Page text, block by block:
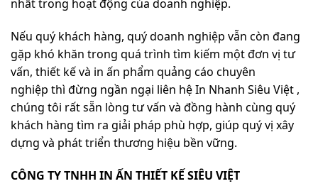
nhất trong hoạt động của doanh nghiệp.
Nếu quý khách hàng, quý doanh nghiệp vẫn còn đang
gặp khó khăn trong quá trình tìm kiếm một đơn vị tư
vấn, thiết kế và in ấn phẩm quảng cáo chuyên
nghiệp thì đừng ngần ngại liên hệ In Nhanh Siêu Việt ,
chúng tôi rất sẵn lòng tư vấn và đồng hành cùng quý
khách hàng tìm ra giải pháp phù hợp, giúp quý vị xây
dựng và phát triển thương hiệu bền vững.
CÔNG TY TNHH IN ẤN THIẾT KẾ SIÊU VIỆT